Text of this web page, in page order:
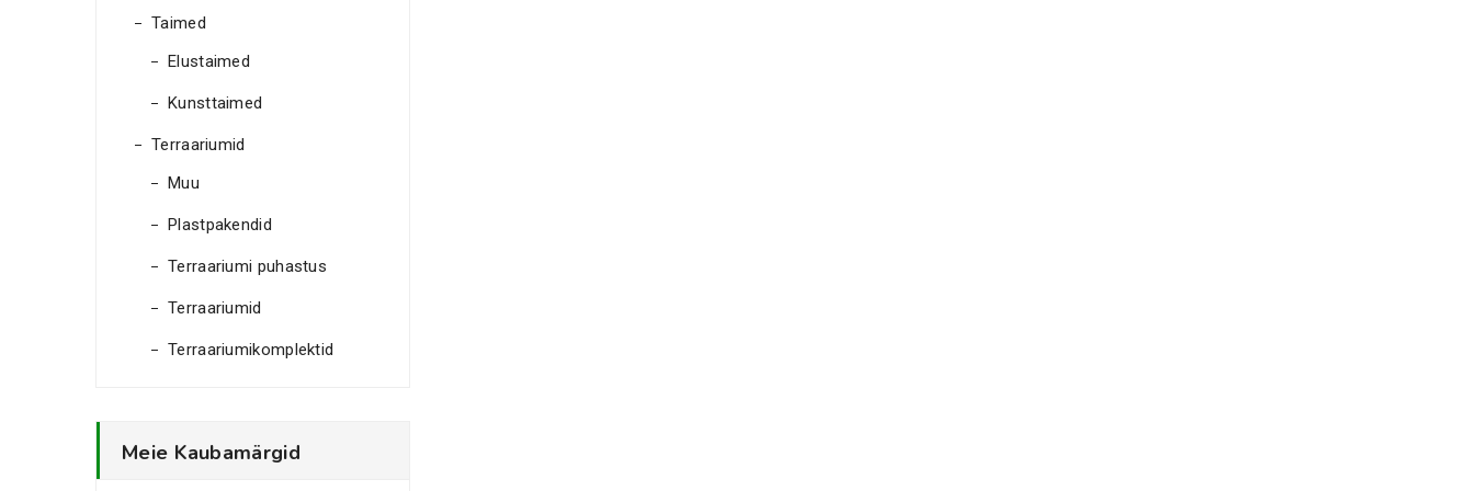
Taimed
Elustaimed
Kunsttaimed
Terraariumid
Muu
Plastpakendid
Terraariumi puhastus
Terraariumid
Terraariumikomplektid
Meie Kaubamärgid